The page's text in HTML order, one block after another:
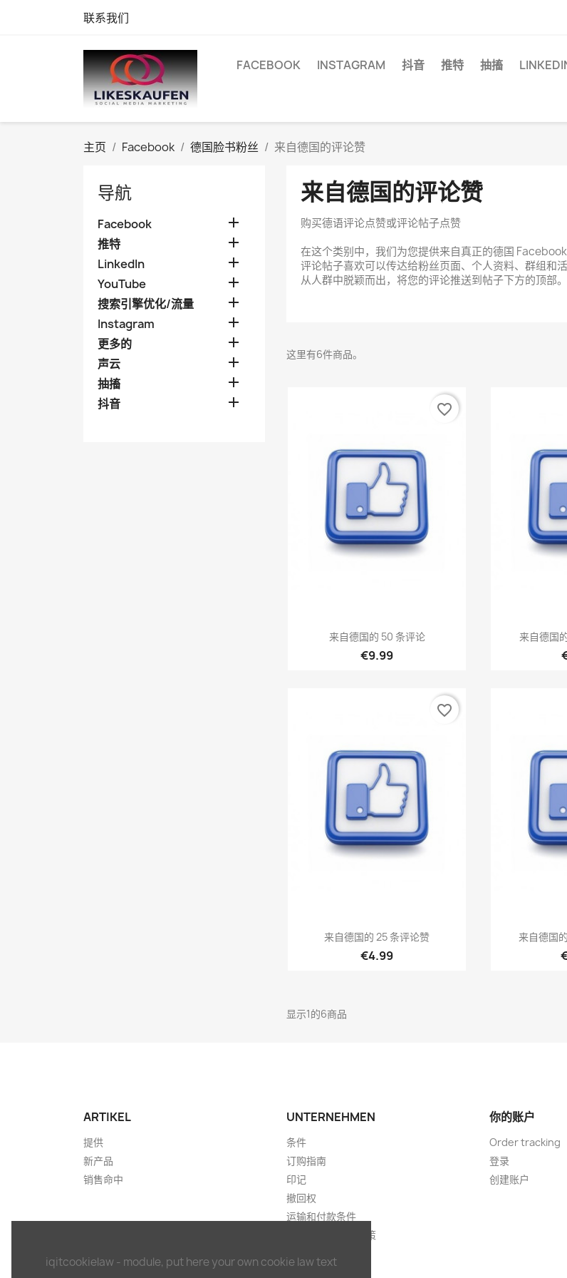
联系我们
FACEBOOK INSTAGRAM 抖音 推特 抽搐
主页 Facebook 德国脸书粉丝 来自德国的评论赞
导航
Facebook 
推特 
LinkedIn 
YouTube 
搜索引擎优化/流量 
Instagram 
更多的 
声云 
抽搐 
抖音 
来自德国的评论赞
购买德语评论点赞或评论帖子点赞
在这个类别中，我们为您提供来自真正的德国 Facebook
评论帖子喜欢可以传达给粉丝页面、个人资料、群组和活
从人群中脱颖而出，将您的评论推送到帖子下方的顶部。
这里有6件商品。
快速查看
来自德国的 50 条评论
€9.99
favorite_border

来自德国
快速查看
来自德国的 25 条评论赞
€4.99
favorite_border

来自德国
显示1的6商品
ARTIKEL
提供
新产品
销售命中
UNTERNEHMEN
条件
订购指南
印记
撤回权
运输和付款条件
免责声明和隐私政策
你的账户
Order tracking
登录
创建账户
iqitcookielaw - module, put here your own cookie law text